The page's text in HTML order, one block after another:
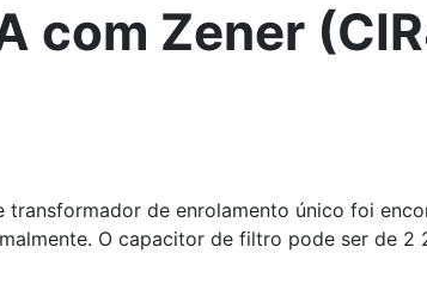
com Zener
de enrolamento único foi
O capacitor de filtro pode ser de